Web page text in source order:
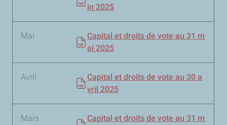
in 2025
Mai
Capital et droits de vote au 31 m
ai 2025
Avril
Capital et droits de vote au 30 a
vril 2025
Mars
Capital et droits de vote au 31 m